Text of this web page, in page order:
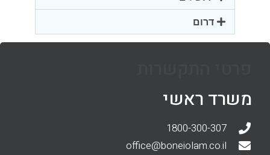
דרום
משרד ראשי
1800-300-307
office@boneiolam.co.il